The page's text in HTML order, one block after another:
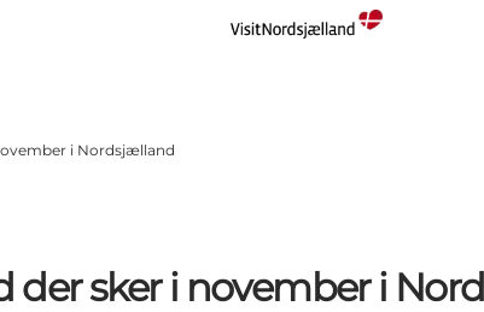
i Nordsjælland
der sker i november i